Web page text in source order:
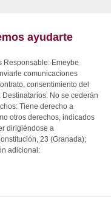
ayudarte
Responsable: Emeybe
comunicaciones
consentimiento del
No se cederán
Tiene derecho a
otros derechos, indicados
dirigiéndose a
23 (Granada);
adicional: